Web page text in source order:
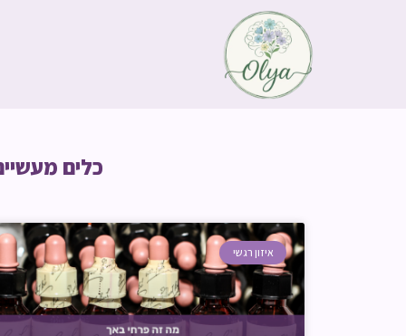
כלים
איזון רגשי